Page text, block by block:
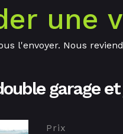
une
l'envoyer. Nous
garage
Prix